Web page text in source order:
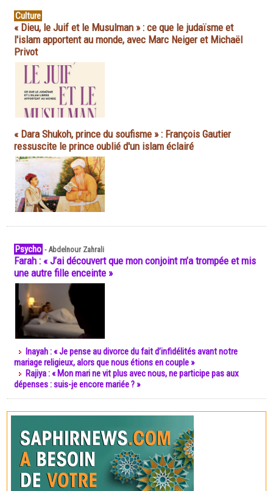
Culture
« Dieu, le Juif et le Musulman » : ce que le judaïsme et
l'islam apportent au monde, avec Marc Neiger et Michaël
Privot
« Dara Shukoh, prince du soufisme » : François Gautier
ressuscite le prince oublié d'un islam éclairé
Psycho -Abdelnour Zahrali
Farah : « J’ai découvert que mon conjoint m’a trompée et mis
une autre fille enceinte »
Inayah : « Je pense au divorce du fait d’infidélités avant notre
mariage religieux, alors que nous étions en couple »
Rajiya : « Mon mari ne vit plus avec nous, ne participe pas aux
dépenses : suis-je encore mariée ? »